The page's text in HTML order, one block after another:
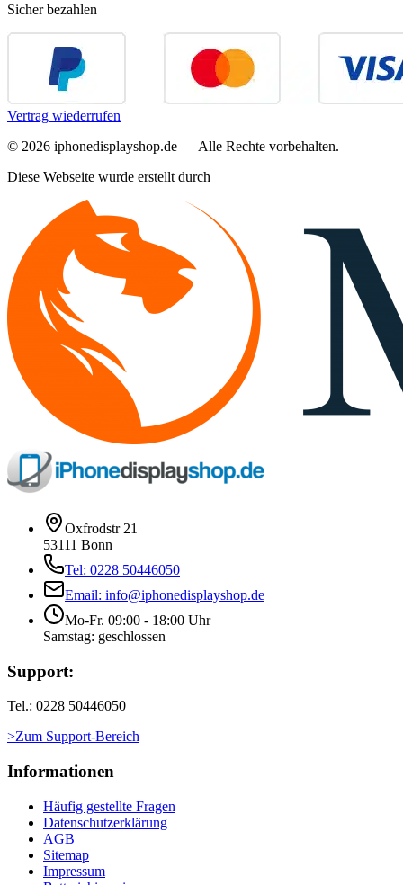
Sicher bezahlen
Vertrag wiederrufen
© 2026 iphonedisplayshop.de — Alle Rechte vorbehalten.
Diese Webseite wurde erstellt durch
Oxfrodstr 21
53111 Bonn
Tel: 0228 50446050
Email: info@iphonedisplayshop.de
Mo-Fr. 09:00 - 18:00 Uhr
Samstag: geschlossen
Support:
Tel.: 0228 50446050
>Zum Support-Bereich
Informationen
Häufig gestellte Fragen
Datenschutzerklärung
AGB
Sitemap
Impressum